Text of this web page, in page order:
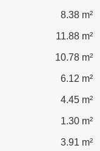
8.38 m²
11.88 m²
10.78 m²
6.12 m²
4.45 m²
1.30 m²
3.91 m²